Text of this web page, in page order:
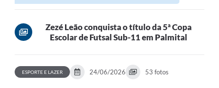
Contato
Zezé Leão conquista o título da 5ª Copa
Escolar de Futsal Sub-11 em Palmital
ESPORTE E LAZER 24/06/2026 53 fotos